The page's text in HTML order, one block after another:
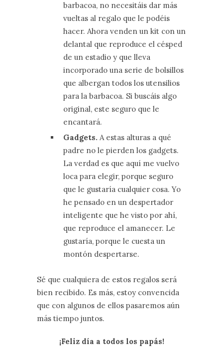
barbacoa, no necesitáis dar más
vueltas al regalo que le podéis
hacer. Ahora venden un kit con un
delantal que reproduce el césped
de un estadio y que lleva
incorporado una serie de bolsillos
que albergan todos los utensilios
para la barbacoa. Si buscáis algo
original, este seguro que le
encantará.
Gadgets. A estas alturas a qué
padre no le pierden los gadgets.
La verdad es que aquí me vuelvo
loca para elegir, porque seguro
que le gustaría cualquier cosa. Yo
he pensado en un despertador
inteligente que he visto por ahí,
que reproduce el amanecer. Le
gustaría, porque le cuesta un
montón despertarse.
Sé que cualquiera de estos regalos será
bien recibido. Es más, estoy convencida
que con algunos de ellos pasaremos aún
más tiempo juntos.
¡Feliz día a todos los papás!